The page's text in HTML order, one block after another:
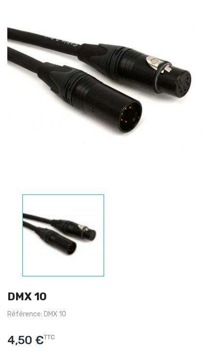
DMX 10
Référence: DMX 10
4,50 €TTC